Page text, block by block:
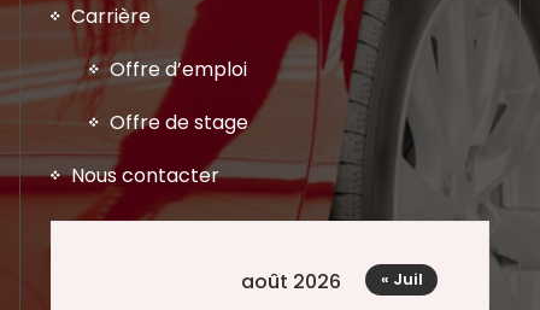
Carrière
Offre d’emploi
Offre de stage
Nous contacter
août 2026
« Juil